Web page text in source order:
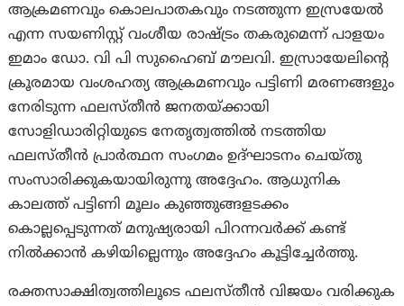
ആക്രമണവും കൊലപാതകവും നടത്തുന്ന ഇസ്രയേൽ
എന്ന സയണിസ്റ്റ് വംശീയ രാഷ്ട്രം തകരുമെന്ന് പാളയം
ഇമാം ഡോ. വി പി സുഹൈബ് മൗലവി. ഇസ്രായേലിന്റെ
ക്രൂരമായ വംശഹത്യ ആക്രമണവും പട്ടിണി മരണങ്ങളും
നേരിടുന്ന ഫലസ്തീൻ ജനതയ്ക്കായി
സോളിഡാരിറ്റിയുടെ നേതൃത്വത്തിൽ നടത്തിയ
ഫലസ്തീൻ പ്രാർത്ഥന സംഗമം ഉദ്ഘാടനം ചെയ്തു
സംസാരിക്കുകയായിരുന്നു അദ്ദേഹം. ആധുനിക
കാലത്ത് പട്ടിണി മൂലം കുഞ്ഞുങ്ങളടക്കം
കൊല്ലപ്പെടുന്നത് മനുഷ്യരായി പിറന്നവർക്ക് കണ്ട്
നിൽക്കാൻ കഴിയില്ലെന്നും അദ്ദേഹം കൂട്ടിച്ചേർത്തു.
രക്തസാക്ഷിത്വത്തിലൂടെ ഫലസ്തീൻ വിജയം വരിക്കുക